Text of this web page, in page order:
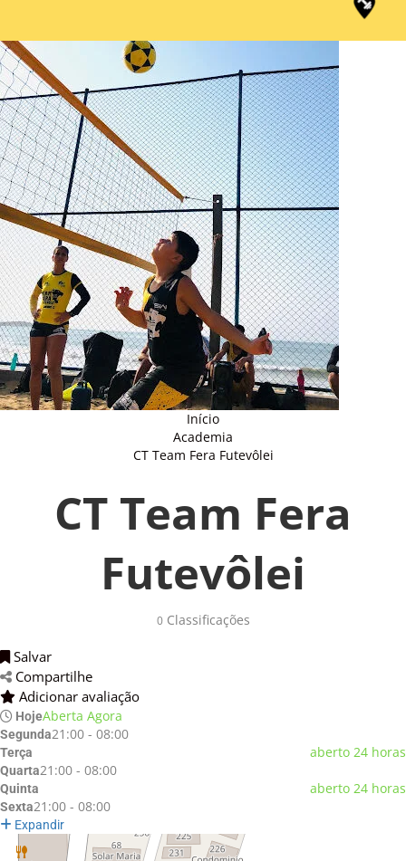
Início
Academia
CT Team Fera Futevôlei
CT Team Fera
Futevôlei
0Classificações
Salvar
Compartilhe
Adicionar avaliação
HojeAberta Agora
Segunda21:00 - 08:00
Terça aberto 24 horas
Quarta21:00 - 08:00
Quinta aberto 24 horas
Sexta21:00 - 08:00
Expandir